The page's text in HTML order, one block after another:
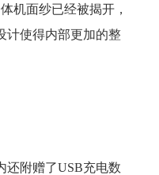
机面纱已经被揭开，
计使得内部更加的整
还附赠了USB充电数